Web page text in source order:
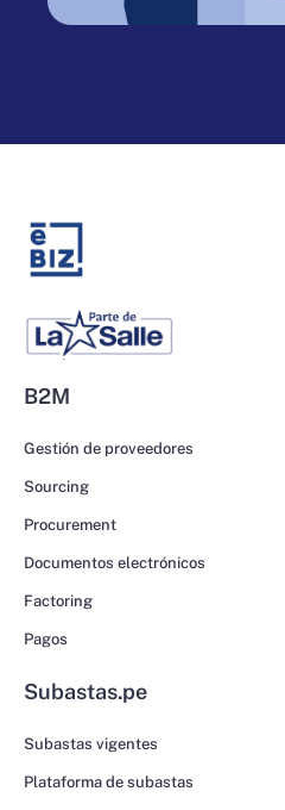
B2M
Gestión de proveedores
Sourcing
Procurement
Documentos electrónicos
Factoring
Pagos
Subastas.pe
Subastas vigentes
Plataforma de subastas